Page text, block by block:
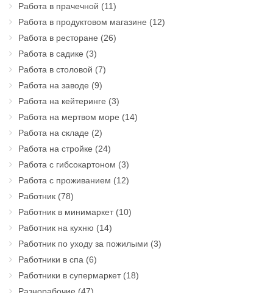
Работа в прачечной (11)
Работа в продуктовом магазине (12)
Работа в ресторане (26)
Работа в садике (3)
Работа в столовой (7)
Работа на заводе (9)
Работа на кейтеринге (3)
Работа на мертвом море (14)
Работа на складе (2)
Работа на стройке (24)
Работа с гибсокартоном (3)
Работа с проживанием (12)
Работник (78)
Работник в минимаркет(10)
Работник на кухню (14)
Работник по уходу за пожилыми (3)
Работники в спа (6)
Работники в супермаркет(18)
Разнорабочие (47)